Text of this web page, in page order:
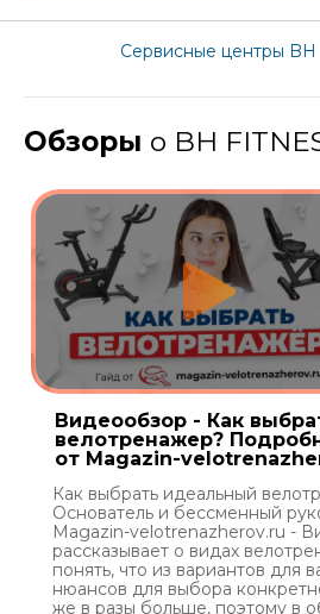
Сервисные центры BH
Обзоры о BH
Видеообзор - Как
велотренажер?
от Magazin-
Как выбрать идеальный
Основатель и бессменный
Magazin-velotrenazherov.ru -
рассказывает о видах
понять, что из вариантов для
нюансов для выбора
же в разы больше, поэтому в